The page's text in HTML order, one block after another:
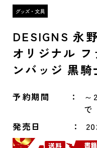
DESIGNS 永
オリジナル
ンバッジ 黒騎
予約期間
～
で
発売日